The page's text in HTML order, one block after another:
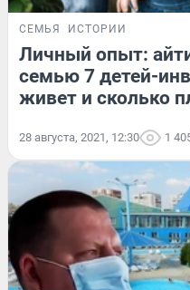
СЕМЬЯ ИСТОРИИ
Личный опыт:
семью 7 детей-
живет и сколько
28 августа, 2021, 12:30 1